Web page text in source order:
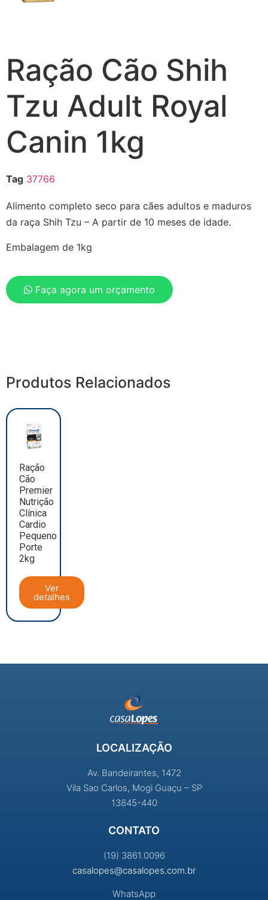
Ração Cão Shih
Tzu Adult Royal
Canin 1kg
Tag 37766
Alimento completo seco para cães adultos e maduros
da raça Shih Tzu – A partir de 10 meses de idade.
Embalagem de 1kg
Faça agora um orçamento
Produtos Relacionados
Ração
Cão
Premier
Nutrição
Clínica
Cardio
Pequeno
Porte
2kg
Ver
detalhes
LOCALIZAÇÃO
Av. Bandeirantes, 1472
Vila Sao Carlos, Mogi Guaçu – SP
13845-440
CONTATO
(19) 3861.0096
casalopes@casalopes.com.br
WhatsApp